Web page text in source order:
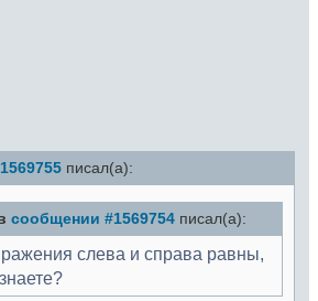
писал(а):
сообщении #1569754 писал(а):
слева и справа равны,